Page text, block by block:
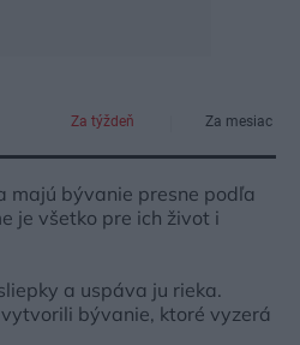
Za týždeň Za mesiac
majú bývanie presne podľa
je všetko pre ich život i
a uspáva ju rieka.
bývanie, ktoré vyzerá